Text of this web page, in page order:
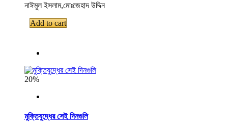
নাঈমুল ইসলাম,মোঃজেহাদ উদ্দিন
Add to cart
20%
মুক্তিযুদ্ধের সেই দিনগুলি